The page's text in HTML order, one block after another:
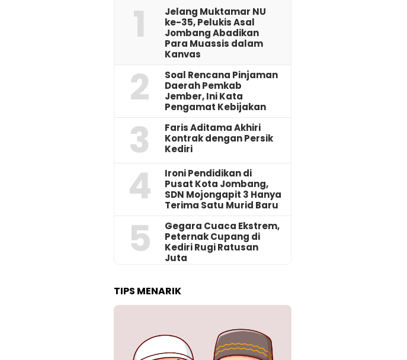
1
Jelang Muktamar NU
ke-35, Pelukis Asal
Jombang Abadikan
Para Muassis dalam
Kanvas
2
‎Soal Rencana Pinjaman
Daerah Pemkab
Jember, Ini Kata
Pengamat Kebijakan ‎
3
Faris Aditama Akhiri
Kontrak dengan Persik
Kediri
4
Ironi Pendidikan di
Pusat Kota Jombang,
SDN Mojongapit 3 Hanya
Terima Satu Murid Baru
5
‎Gegara Cuaca Ekstrem,
Peternak Cupang di
Kediri Rugi Ratusan
Juta
TIPS MENARIK